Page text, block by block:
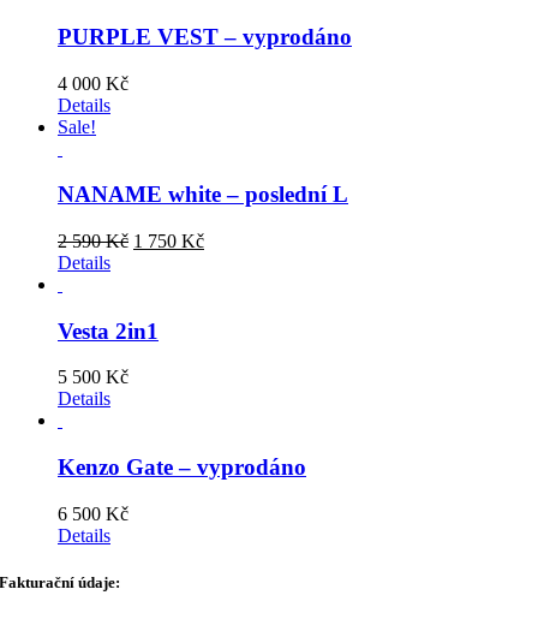
PURPLE VEST – vyprodáno
4 000 Kč
Details
Sale!
NANAME white – poslední L
2 590Kč Original
590 Kč.
1 750 KčCurrent
Details
Vesta 2in1
5 500 Kč
Details
Kenzo Gate – vyprodáno
6 500 Kč
Details
Fakturační údaje: